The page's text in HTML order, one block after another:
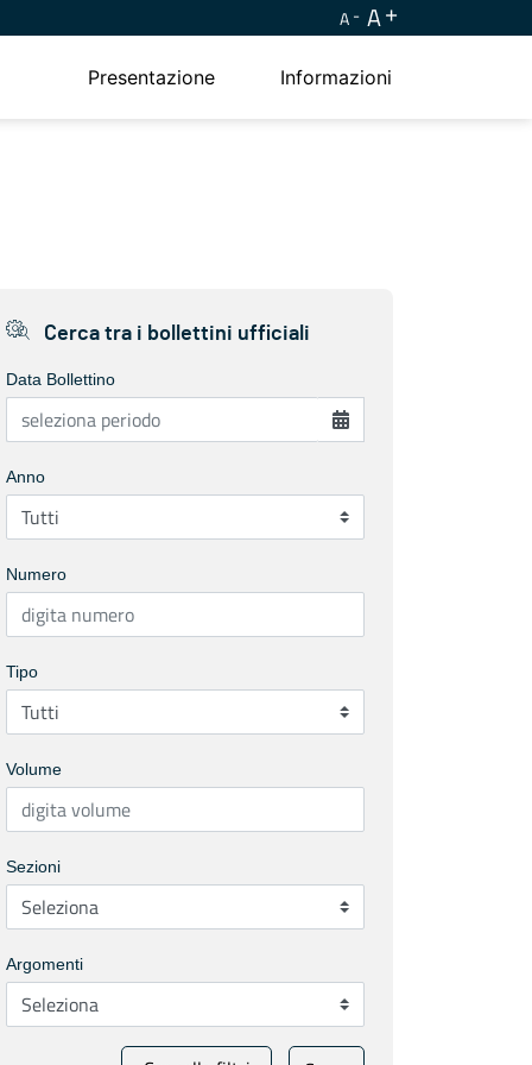
A A
Presentazione Informazioni
Cerca tra i bollettini ufficiali
Data Bollettino
Anno
Numero
Tipo
Volume
Sezioni
Argomenti